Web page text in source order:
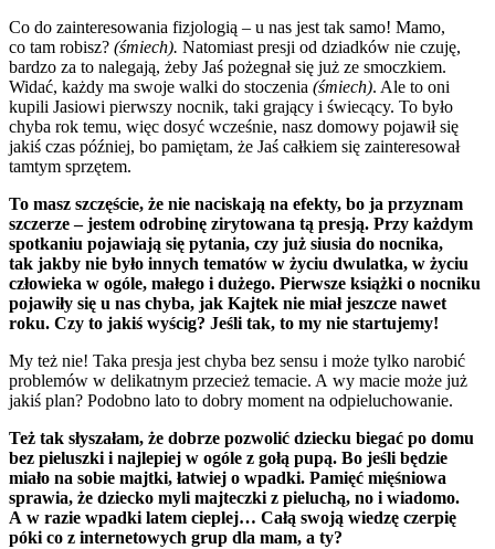
Co do zainteresowania fizjologią – u nas jest tak samo! Mamo,
co tam robisz? (śmiech). Natomiast presji od dziadków nie czuję,
bardzo za to nalegają, żeby Jaś pożegnał się już ze smoczkiem.
Widać, każdy ma swoje walki do stoczenia (śmiech). Ale to oni
kupili Jasiowi pierwszy nocnik, taki grający i świecący. To było
chyba rok temu, więc dosyć wcześnie, nasz domowy pojawił się
jakiś czas później, bo pamiętam, że Jaś całkiem się zainteresował
tamtym sprzętem.
To masz szczęście, że nie naciskają na efekty, bo ja przyznam
szczerze – jestem odrobinę zirytowana tą presją. Przy każdym
spotkaniu pojawiają się pytania, czy już siusia do nocnika,
tak jakby nie było innych tematów w życiu dwulatka, w życiu
człowieka w ogóle, małego i dużego. Pierwsze książki o nocniku
pojawiły się u nas chyba, jak Kajtek nie miał jeszcze nawet
roku. Czy to jakiś wyścig? Jeśli tak, to my nie startujemy!
My też nie! Taka presja jest chyba bez sensu i może tylko narobić
problemów w delikatnym przecież temacie. A wy macie może już
jakiś plan? Podobno lato to dobry moment na odpieluchowanie.
Też tak słyszałam, że dobrze pozwolić dziecku biegać po domu
bez pieluszki i najlepiej w ogóle z gołą pupą. Bo jeśli będzie
miało na sobie majtki, łatwiej o wpadki. Pamięć mięśniowa
sprawia, że dziecko myli majteczki z pieluchą, no i wiadomo.
A w razie wpadki latem cieplej… Całą swoją wiedzę czerpię
póki co z internetowych grup dla mam, a ty?